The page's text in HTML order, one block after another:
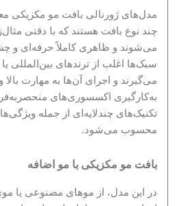
مدل‌های ژورنالی بافت مو مکزیکی
چند نوع بافت هستند که با دقتی
می‌شوند و ظاهری کاملاً حرفه‌ای و
سبک‌ها اغلب از ترندهای بین‌المللی
می‌گیرند و اجرای آن‌ها به مهارت
به‌کارگیری اکسسوری‌های
تکنیک‌های چندلایه‌ای از جمله
محسوب می‌شود.
بافت مو مکزیکی با مو اضافه
در این مدل، از موهای مصنوعی یا